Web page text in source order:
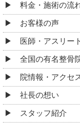
料金・施術の流
お客様の声
医師・アスリー
全国の有名整骨
院情報・アクセ
社長の想い
スタッフ紹介